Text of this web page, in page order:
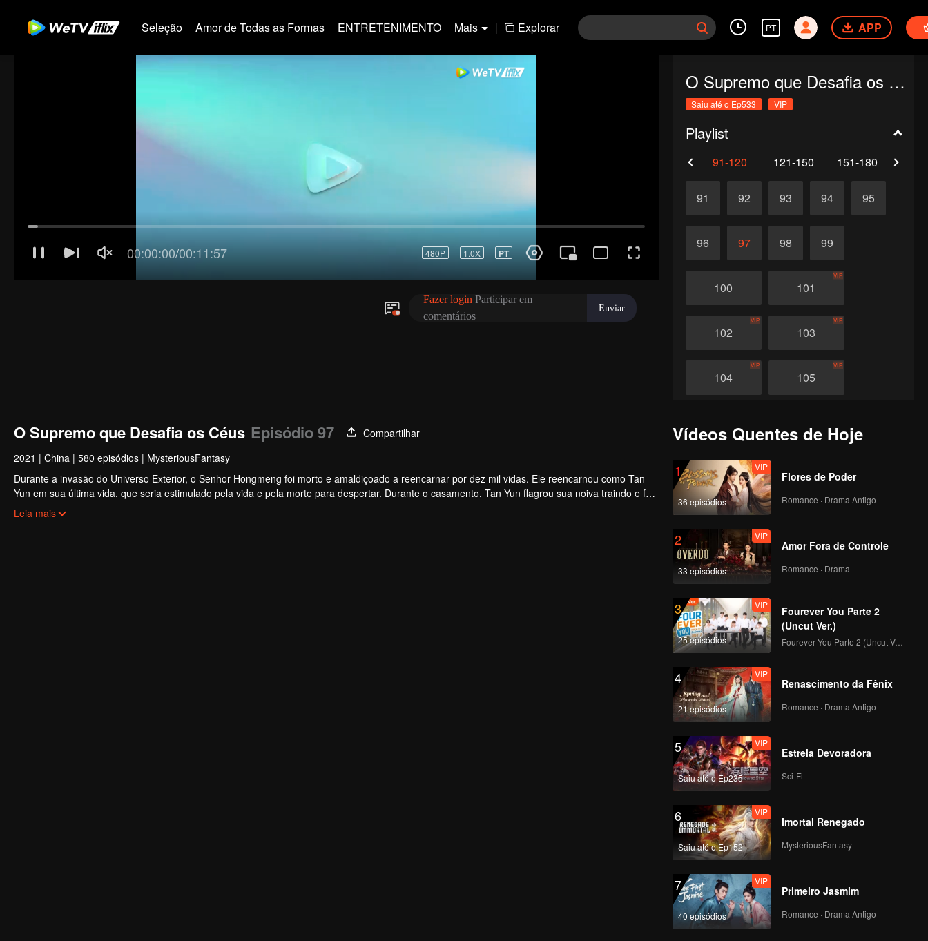
Seleção Amor de Todas as Formas ENTRETENIMENTO Mais | Explorar PT APP
O Supremo que Desafia os Céus
Saiu até o Ep533 VIP
Playlist
01-30 91-120 121-150 151-180
91 92 93 94 95
96 97 98 99
100 101
VIP
102
VIP
103
VIP
104
VIP
105
VIP
108
110
VIP VIP
112
VIP VIP
114
116
VIP
117
118
VIP
119
120
VIP
O Supremo que Desafia os Céus Episódio 97
Compartilhar
2021 | China | 580 episódios | MysteriousFantasy
Durante a invasão do Universo Exterior, o Senhor Hongmeng foi morto e amaldiçoado a reencarnar por dez mil vidas. Ele reencarnou como Tan
Yun em sua última vida, que seria estimulado pela vida e pela morte para despertar. Durante o casamento, Tan Yun flagrou sua noiva traindo e foi
espancado, despertando a memória do Hongmeng. Então, Tan Yun adquiriu um talento de nível divino para aumentar sua cultivação. Tan Yun
Leia mais
Vídeos Quentes de Hoje
1
36 episódios
VIP
Flores de Poder
Romance · Drama Antigo
2
33 episódios
VIP
Amor Fora de Controle
Romance · Drama
3
25 episódios
VIP
Fourever You Parte 2
(Uncut Ver.)
Fourever You Parte 2 (Uncut Ver.)
4
21 episódios
VIP
Renascimento da Fênix
Romance · Drama Antigo
5
Saiu até o Ep235
VIP
Estrela Devoradora
Sci-Fi
6
Saiu até o Ep152
VIP
Imortal Renegado
MysteriousFantasy
7
40 episódios
VIP
Primeiro Jasmim
Romance · Drama Antigo